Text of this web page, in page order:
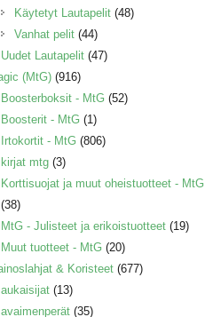
Käytetyt Lautapelit (48)
Vanhat pelit (44)
Uudet Lautapelit (47)
(MtG) (916)
Boosterboksit - MtG (52)
Boosterit - MtG (1)
Irtokortit - MtG (806)
kirjat mtg (3)
Korttisuojat ja muut oheistuotteet - MtG
(38)
MtG - Julisteet ja erikoistuotteet (19)
Muut tuotteet - MtG (20)
& Koristeet (677)
aukaisijat (13)
avaimenperät (35)